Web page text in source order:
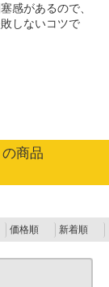
感があるので、
しないコツで
商品
価格順 新着順